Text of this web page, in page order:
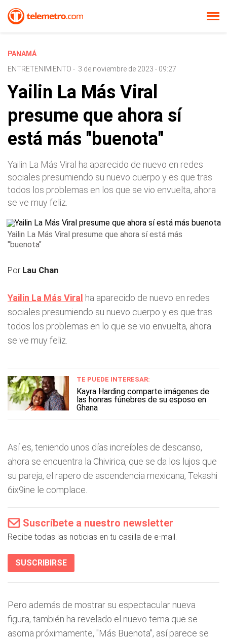
PANAMÁ
ENTRETENIMIENTO - 3 de noviembre de 2023 - 09:27
Yailin La Más Viral
presume que ahora sí
está más "buenota"
Yailin La Más Viral ha aparecido de nuevo en redes
sociales presumiendo su nuevo cuerpo y es que tras
todos los problemas en los que se vio envuelta, ahora
se ve muy feliz.
Yailin La Más Viral presume que ahora sí está más
"buenota"
Por Lau Chan
Yailin La Más Viral ha aparecido de nuevo en redes
sociales presumiendo su nuevo cuerpo y es que tras
todos los problemas en lo que se vio envuelta, ahora
se ve muy feliz.
TE PUEDE INTERESAR:
Kayra Harding comparte imágenes de
las honras fúnebres de su esposo en
Ghana
Así es, teniendo unos días increíbles de descanso,
ahora se encuentra la Chivirica, que se da los lujos que
su pareja, el rapero de ascendencia mexicana, Tekashi
6ix9ine le complace.
Suscríbete a nuestro newsletter
Recibe todas las noticias en tu casilla de e-mail.
SUSCRIBIRSE
Pero además de mostrar su espectacular nueva
figura, también ha revelado el nuevo tema que se
asoma próximamente, "Más Buenota", así parece se